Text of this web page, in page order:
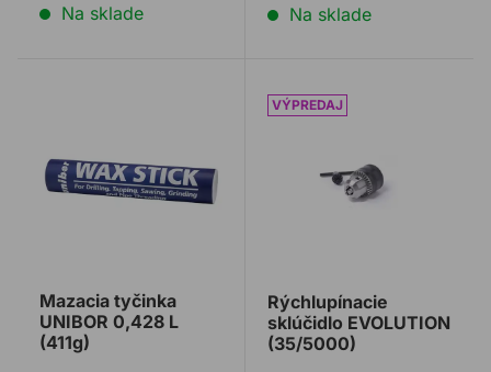
Na sklade Na sklade
Mazacia tyčinka UNIBOR 0,428 L (411g)
Mazacia tyčinka
UNIBOR 0,428 L
(411g)
Rýchlupínacie sklúčidlo
Rýchlupínacie
sklúčidlo EVOLUTION
(35/5000)